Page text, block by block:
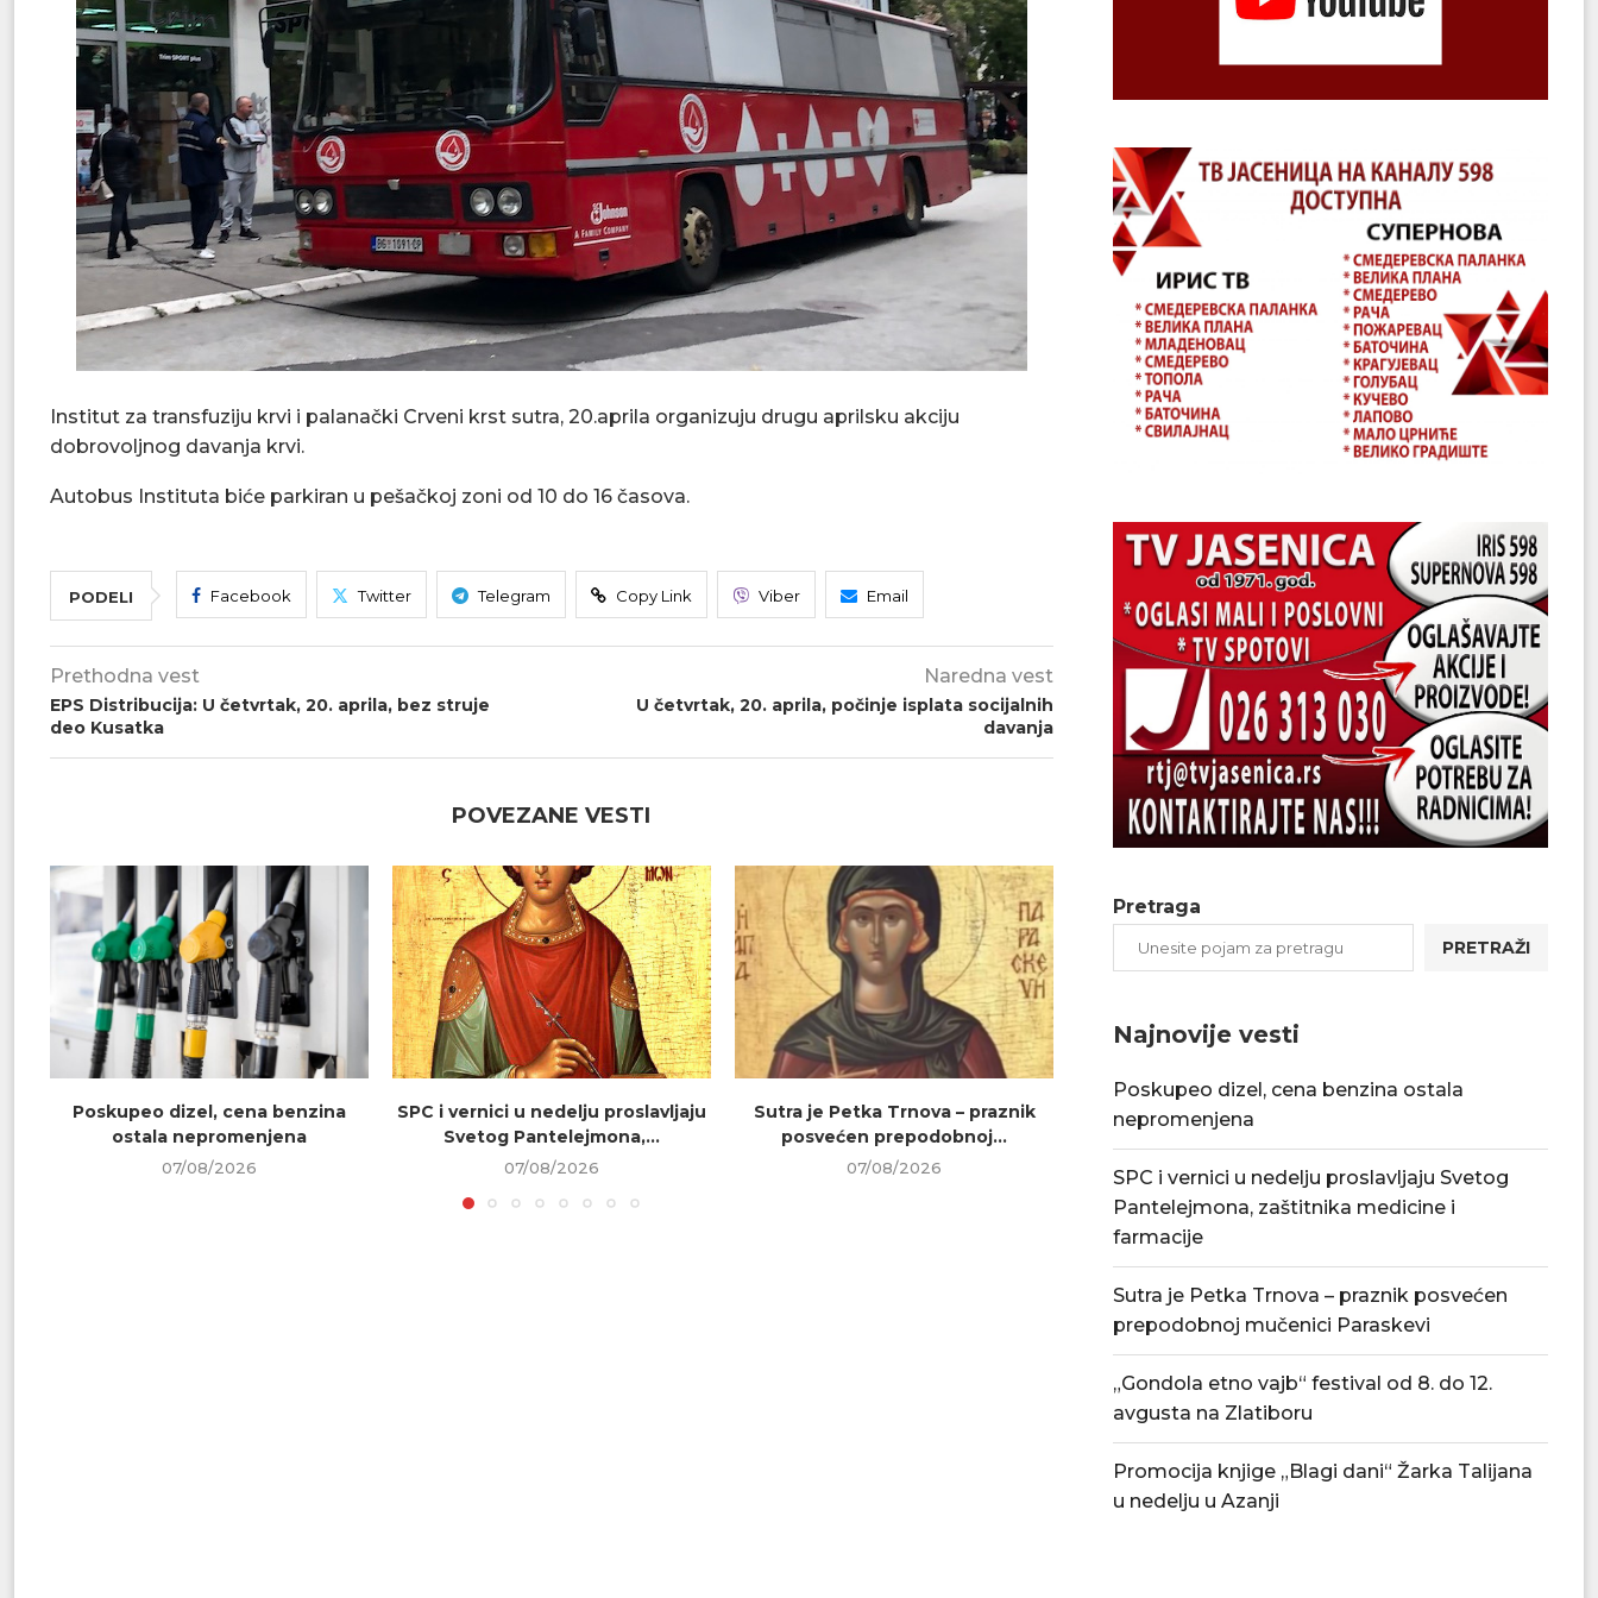
Institut za transfuziju krvi i palanački Crveni krst sutra, 20.aprila organizuju drugu aprilsku akciju
dobrovoljnog davanja krvi.
Autobus Instituta biće parkiran u pešačkoj zoni od 10 do 16 časova.
PODELI Facebook Twitter Telegram Copy Link Viber Email
Prethodna vest
EPS Distribucija: U četvrtak, 20. aprila, bez struje
deo Kusatka
Naredna vest
U četvrtak, 20. aprila, počinje isplata socijalnih
davanja
POVEZANE VESTI
Poskupeo dizel, cena benzina
ostala nepromenjena
07/08/2026
SPC i vernici u nedelju proslavljaju
Svetog Pantelejmona,...
07/08/2026
Sutra je Petka Trnova – praznik
posvećen prepodobnoj...
07/08/2026
„Gondola etno vajb“ festival od 8.
do 12....
07/08/2026
Pretraga
PRETRAŽI
Najnovije vesti
Poskupeo dizel, cena benzina ostala
nepromenjena
SPC i vernici u nedelju proslavljaju Svetog
Pantelejmona, zaštitnika medicine i
farmacije
Sutra je Petka Trnova – praznik posvećen
prepodobnoj mučenici Paraskevi
„Gondola etno vajb“ festival od 8. do 12.
avgusta na Zlatiboru
Promocija knjige „Blagi dani“ Žarka Talijana
u nedelju u Azanji